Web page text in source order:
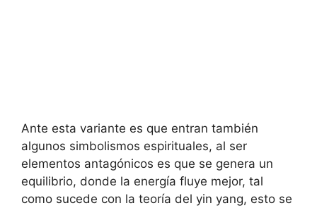
Ante esta variante es que entran también
algunos simbolismos espirituales, al ser
elementos antagónicos es que se genera un
equilibrio, donde la energía fluye mejor, tal
como sucede con la teoría del yin yang, esto se